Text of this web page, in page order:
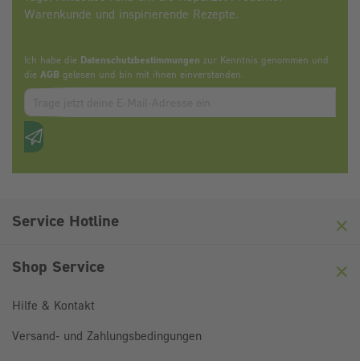
Warenkunde und inspirierende Rezepte.
Ich habe die Datenschutzbestimmungen zur Kenntnis genommen und
die AGB gelesen und bin mit ihnen einverstanden.
Zum abbonieren des Newsletters, bitte E-Mail Adresse
Anti-Roboter-Verifizierung
Service Hotline
Shop Service
Hilfe & Kontakt
Versand- und Zahlungsbedingungen